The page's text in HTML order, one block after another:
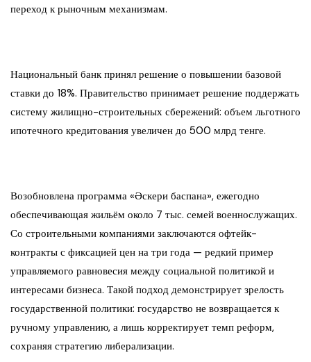
переход к рыночным механизмам.
Национальный банк принял решение о повышении базовой
ставки до 18%. Правительство принимает решение поддержать
систему жилищно-строительных сбережений: объем льготного
ипотечного кредитования увеличен до 500 млрд тенге.
Возобновлена программа «Әскери баспана», ежегодно
обеспечивающая жильём около 7 тыс. семей военнослужащих.
Со строительными компаниями заключаются офтейк-
контракты с фиксацией цен на три года — редкий пример
управляемого равновесия между социальной политикой и
интересами бизнеса. Такой подход демонстрирует зрелость
государственной политики: государство не возвращается к
ручному управлению, а лишь корректирует темп реформ,
сохраняя стратегию либерализации.